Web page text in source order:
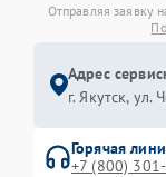
Отправляя заявку
Адрес
г. Якутск,
Горячая
+7 (800)